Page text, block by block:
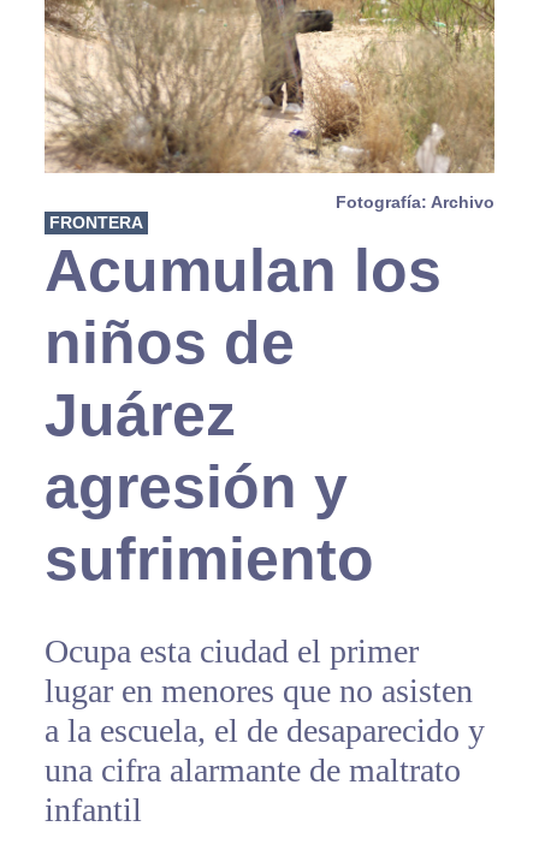
Fotografía: Archivo
FRONTERA
Acumulan los
niños de
Juárez
agresión y
sufrimiento
Ocupa esta ciudad el primer
lugar en menores que no asisten
a la escuela, el de desaparecido y
una cifra alarmante de maltrato
infantil